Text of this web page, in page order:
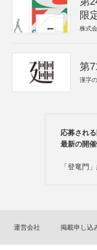
限
株式
第
漢字
応募され
最新の開
「登竜門
運営会社 掲載申し込